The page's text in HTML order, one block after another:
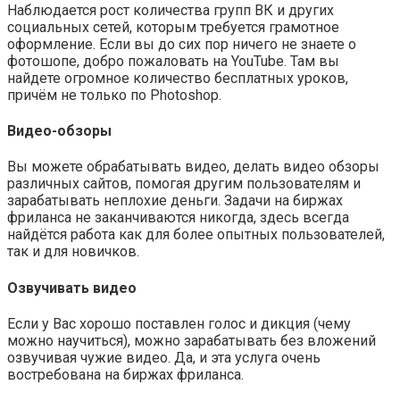
Наблюдается рост количества групп ВК и других
социальных сетей, которым требуется грамотное
оформление. Если вы до сих пор ничего не знаете о
фотошопе, добро пожаловать на YouTube. Там вы
найдете огромное количество бесплатных уроков,
причём не только по Photoshop.
Видео-обзоры
Вы можете обрабатывать видео, делать видео обзоры
различных сайтов, помогая другим пользователям и
зарабатывать неплохие деньги. Задачи на биржах
фриланса не заканчиваются никогда, здесь всегда
найдётся работа как для более опытных пользователей,
так и для новичков.
Озвучивать видео
Если у Вас хорошо поставлен голос и дикция (чему
можно научиться), можно зарабатывать без вложений
озвучивая чужие видео. Да, и эта услуга очень
востребована на биржах фриланса.